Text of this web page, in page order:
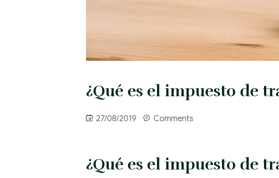
¿Qué es el impuesto de
27/08/2019 Comments
¿Qué es el impuesto de